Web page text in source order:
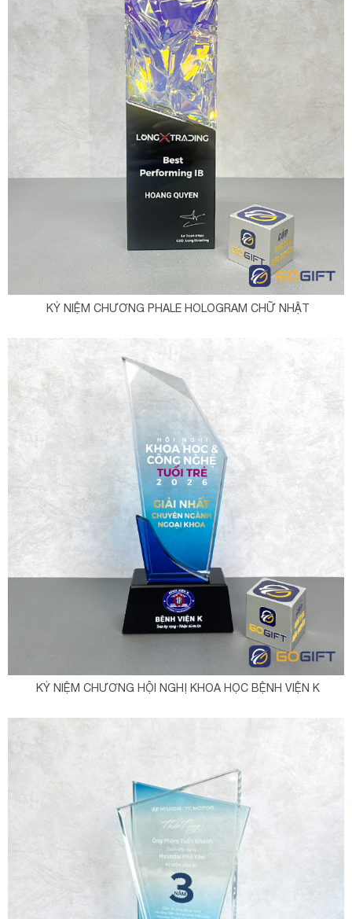
KỶ NIỆM CHƯƠNG PHALE HOLOGRAM CHỮ NHẬT
KỶ NIỆM CHƯƠNG HỘI NGHỊ KHOA HỌC BỆNH VIỆN K